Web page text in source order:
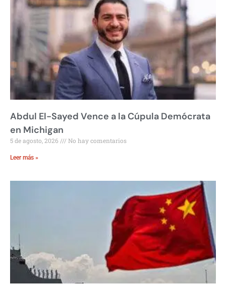
Abdul El-Sayed Vence a la Cúpula Demócrata
en Michigan
5 de agosto, 2026 No hay comentarios
Leer más »